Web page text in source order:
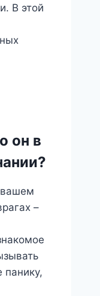
В этой
он в
вашем
–
панику,